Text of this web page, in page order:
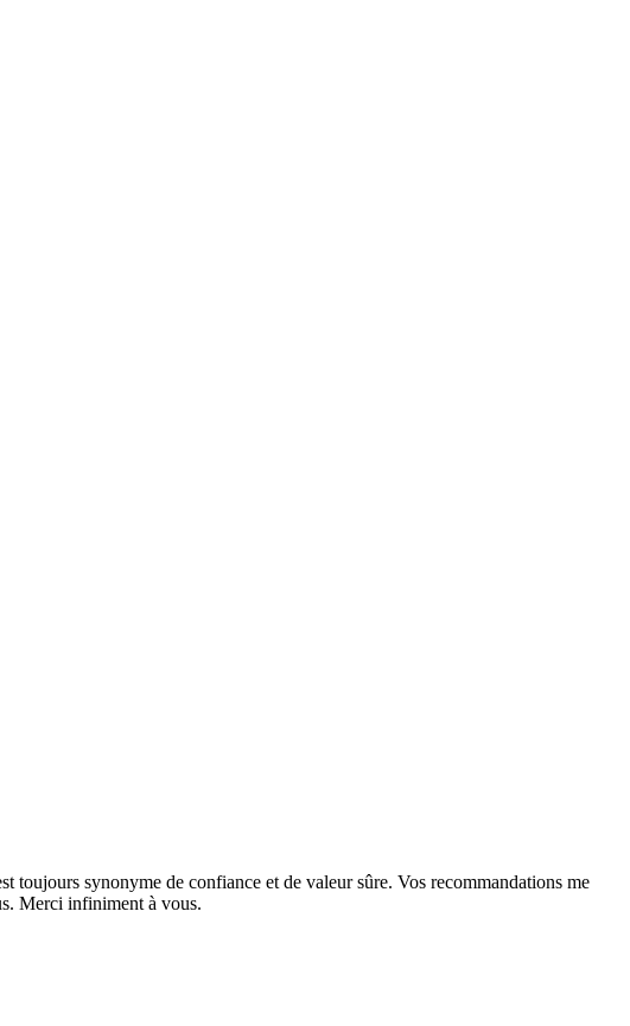
toujours synonyme de confiance et de valeur sûre. Vos recommandations me
Merci infiniment à vous.